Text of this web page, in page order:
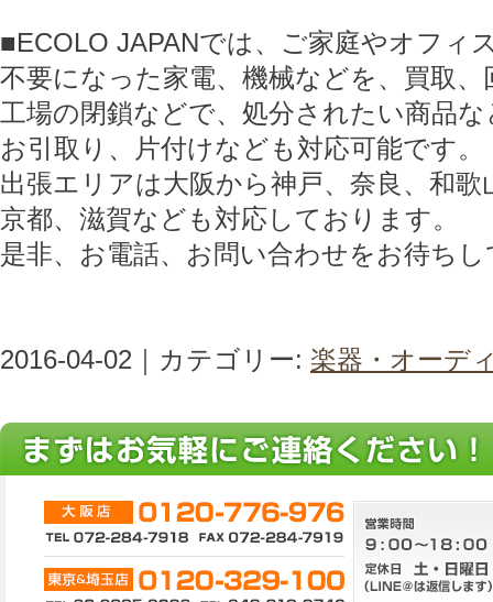
■ECOLO JAPANでは、ご家庭やオフィ
不要になった家電、機械などを、買取
工場の閉鎖などで、処分されたい商品な
お引取り、片付けなども対応可能です。
出張エリアは大阪から神戸、奈良、和歌
京都、滋賀なども対応しております。
是非、お電話、お問い合わせをお待ち
2016-04-02｜カテゴリー: 楽器・オーデ